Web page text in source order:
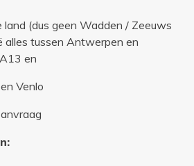
(dus geen Wadden / Zeeuws
alles tussen Antwerpen en
en
Venlo